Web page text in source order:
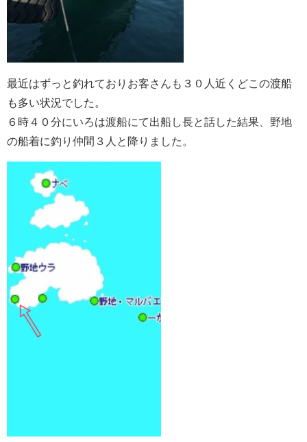
最近はずっと釣れておりお客さんも３０人近くどこの渡船
も多い状況でした。
６時４０分にいろは渡船にて出船し長と話した結果、野地
の船着に釣り仲間３人と降りました。